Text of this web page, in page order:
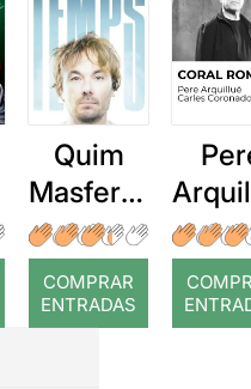
Quim
Masferre
r: Temps
COMPRAR
ENTRADAS
: